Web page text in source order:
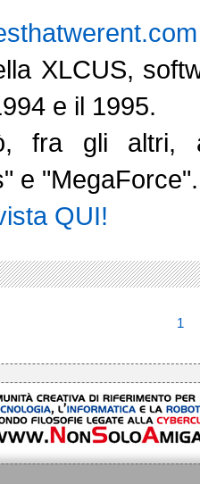
XLCUS,
e il 1995.
fra gli altri,
QUI!
1